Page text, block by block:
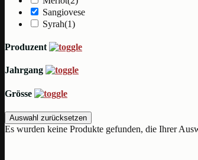
Sangiovese
Syrah(1)
Produzent
Jahrgang
Grösse
Auswahl zurücksetzen
Es wurden keine Produkte gefunden, die Ihrer